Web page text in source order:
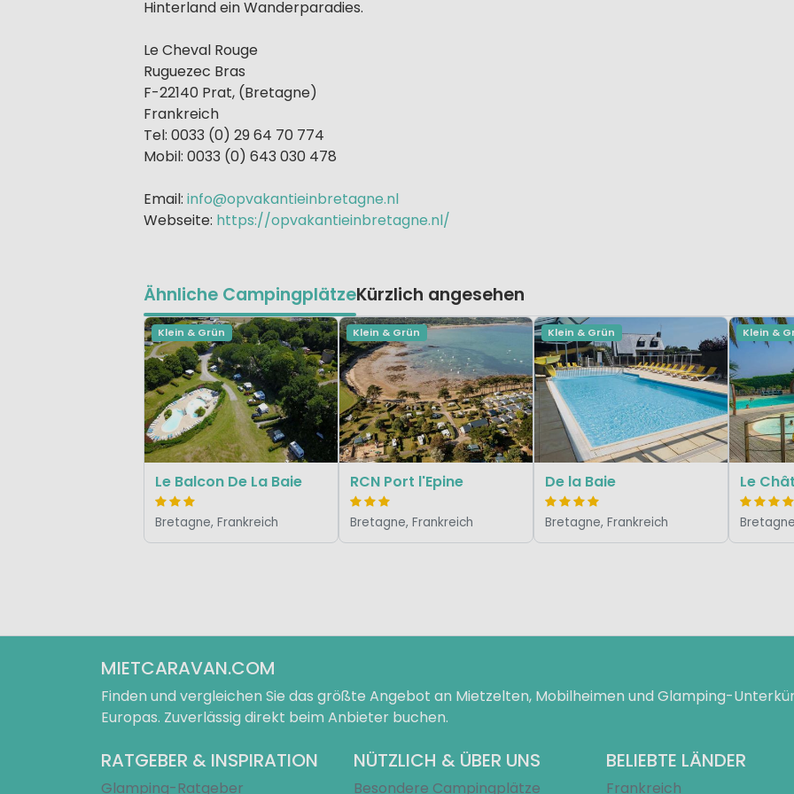
Hinterland ein Wanderparadies.
Le Cheval Rouge
Ruguezec Bras
F-22140 Prat, (Bretagne)
Frankreich
Tel: 0033 (0) 29 64 70 774
Mobil: 0033 (0) 643 030 478
Email: info@opvakantieinbretagne.nl
Webseite: https://opvakantieinbretagne.nl/
Ähnliche CampingplätzeKürzlich angesehen
Klein & Grün
Le Balcon De La Baie
Bretagne, Frankreich
Klein & Grün
RCN Port l'Epine
Bretagne, Frankreich
Klein & Grün
De la Baie
Bretagne, Frankreich
Klein &
Le
MIETCARAVAN.COM
Finden und vergleichen Sie das größte Angebot an Mietzelten, Mobilheimen und Glamping-
Europas. Zuverlässig direkt beim Anbieter buchen.
RATGEBER & INSPIRATION
Glamping-Ratgeber
NÜTZLICH & ÜBER UNS
Besondere Campingplätze
BELIEBTE LÄNDER
Frankreich